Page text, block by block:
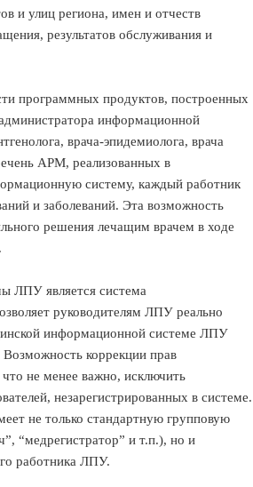
и улиц региона, имен и отчеств
результатов обслуживания и
программных продуктов, построенных
информационной
врача-эпидемиолога, врача
АРМ, реализованных в
систему, каждый работник
и заболеваний. Эта возможность
решения лечащим врачем в ходе
ЛПУ является система
руководителям ЛПУ реально
информационной системе ЛПУ
коррекции прав
не менее важно, исключить
незарегистрированных в системе.
не только стандартную групповую
“медрегистратор” и т.п.), но и
работника ЛПУ.